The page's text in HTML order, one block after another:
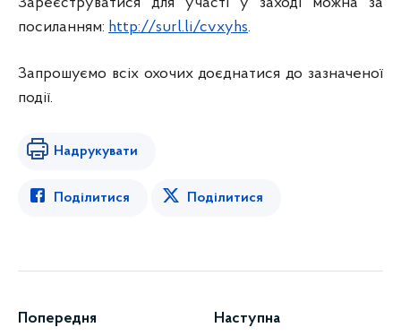
Зареєструватися для участі у заході можна за
посиланням: http://surl.li/cvxyhs.
Запрошуємо всіх охочих доєднатися до зазначеної
події.
Надрукувати
Поділитися Поділитися
Попередня Наступна